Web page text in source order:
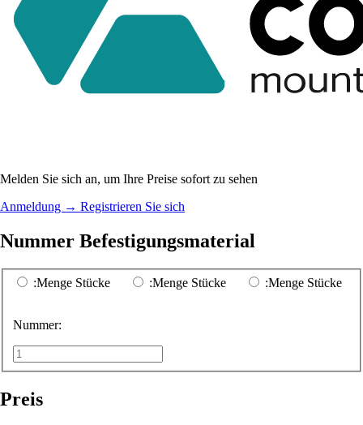
Melden Sie sich an, um Ihre Preise sofort zu sehen
Anmeldung → Registrieren Sie sich
Nummer Befestigungsmaterial
:Menge Stücke :Menge Stücke :Menge Stücke
Nummer:
Preis